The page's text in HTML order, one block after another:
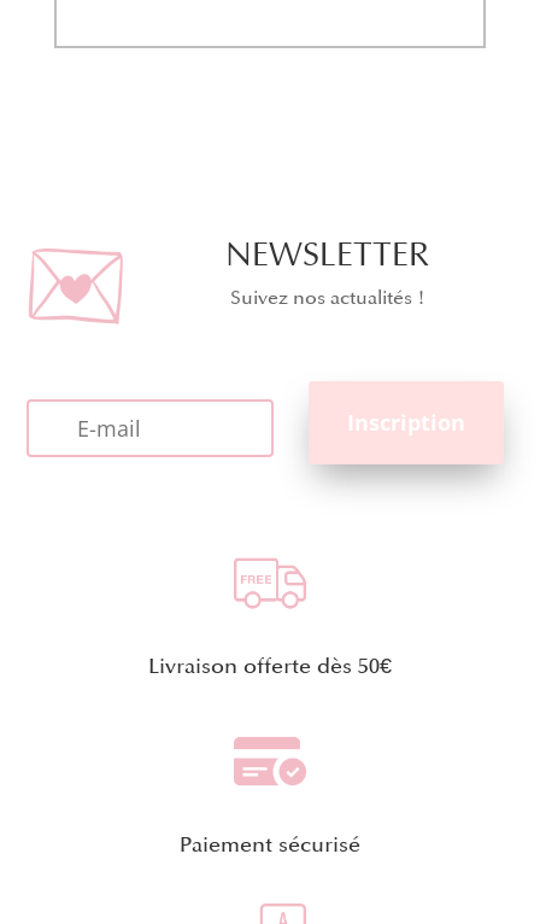
NEWSLETTER
Suivez nos actualités !
Livraison offerte dès 50€
Paiement sécurisé